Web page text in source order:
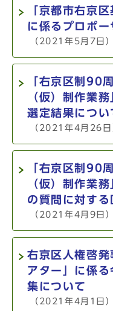
「京都市右京
に係るプロポ
（2021年5月7日）
「右京区制90
（仮）制作業
選定結果につい
（2021年4月26日
「右京区制90
（仮）制作業
の質問に対する
（2021年4月9日）
右京区人権啓発
アター」に係
集について
（2021年4月1日）